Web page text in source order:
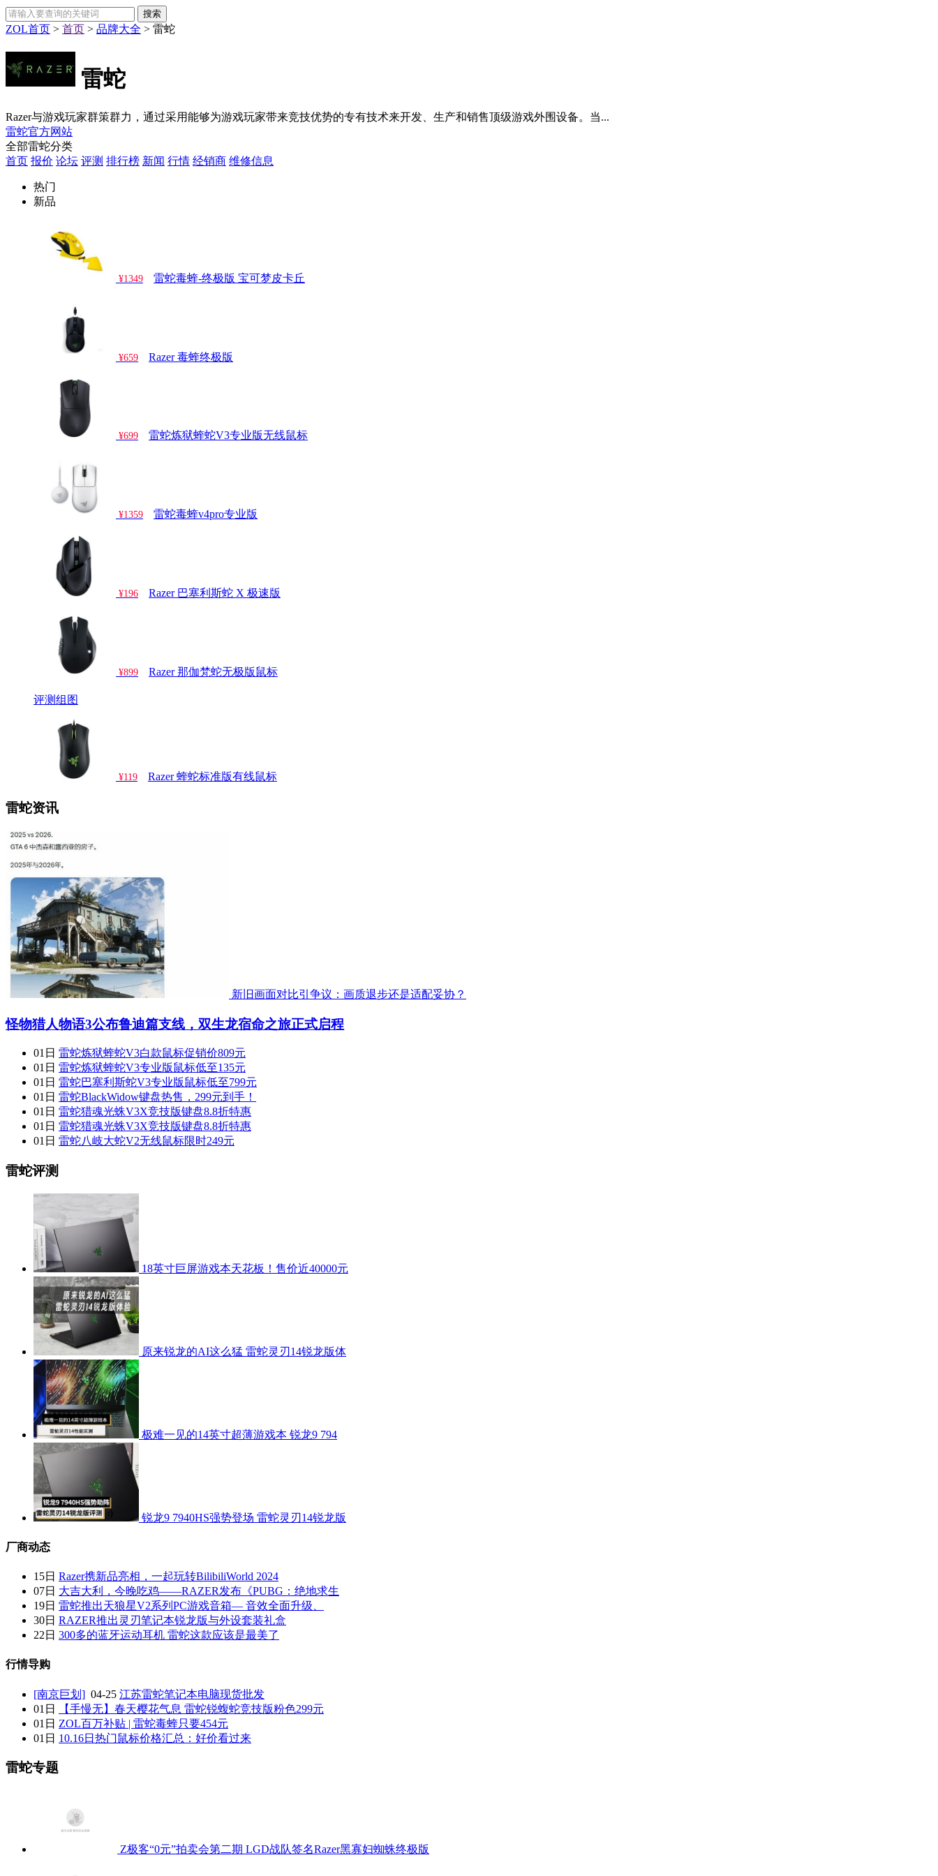
ZOL首页 > 首页 > 品牌大全 > 雷蛇
雷蛇
Razer与游戏玩家群策群力，通过采用能够为游戏玩家带来竞技优势的专有技术来开发、生产和销售顶级游戏外围设备。当...
雷蛇官方网站
全部雷蛇分类
首页 报价 论坛 评测 排行榜 新闻 行情 经销商 维修信息
热门
新品
¥1349 雷蛇毒蝰-终极版 宝可梦皮卡丘
¥659 Razer 毒蝰终极版
¥699 雷蛇炼狱蝰蛇V3专业版无线鼠标
¥1359 雷蛇毒蝰v4pro专业版
¥196 Razer 巴塞利斯蛇 X 极速版
¥899 Razer 那伽梵蛇无极版鼠标
评测组图
¥119 Razer 蝰蛇标准版有线鼠标
雷蛇资讯
新旧画面对比引争议：画质退步还是适配妥协？
怪物猎人物语3公布鲁迪篇支线，双生龙宿命之旅正式启程
01日 雷蛇炼狱蝰蛇V3白款鼠标促销价809元
01日 雷蛇炼狱蝰蛇V3专业版鼠标低至135元
01日 雷蛇巴塞利斯蛇V3专业版鼠标低至799元
01日 雷蛇BlackWidow键盘热售，299元到手！
01日 雷蛇猎魂光蛛V3X竞技版键盘8.8折特惠
01日 雷蛇猎魂光蛛V3X竞技版键盘8.8折特惠
01日 雷蛇八岐大蛇V2无线鼠标限时249元
雷蛇评测
18英寸巨屏游戏本天花板！售价近40000元
原来锐龙的AI这么猛 雷蛇灵刃14锐龙版体
极难一见的14英寸超薄游戏本 锐龙9 794
锐龙9 7940HS强势登场 雷蛇灵刃14锐龙版
厂商动态
15日 Razer携新品亮相，一起玩转BilibiliWorld 2024
07日 大吉大利，今晚吃鸡——RAZER发布《PUBG：绝地求生
19日 雷蛇推出天狼星V2系列PC游戏音箱— 音效全面升级、
30日 RAZER推出灵刃笔记本锐龙版与外设套装礼盒
22日 300多的蓝牙运动耳机 雷蛇这款应该是最美了
行情导购
[南京巨划] 04-25 江苏雷蛇笔记本电脑现货批发
01日
【手慢无】春天樱花气息 雷蛇锐蝮蛇竞技版粉色299元
01日 ZOL百万补贴 | 雷蛇毒蝰只要454元
01日 10.16日热门鼠标价格汇总：好价看过来
雷蛇专题
Z极客“0元”拍卖会第二期 LGD战队签名Razer黑寡妇蜘蛛终极版